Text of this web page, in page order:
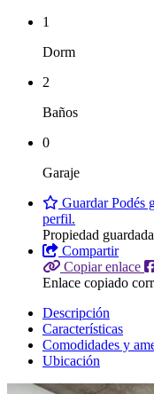
1
Dorm
2
Baños
0
Garaje
GuardarPodés
perfil.
Propiedad
Compartir
Copiar enlace
Enlace copiado
Descripción
Características
Comodidades y
Ubicación